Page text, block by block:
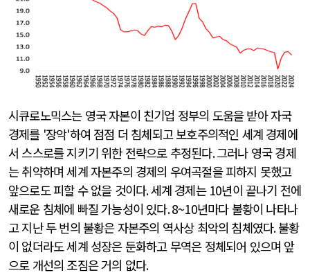
시큐로노믹스는 영국 자본이 친기업 정부의 도움을 받아 자국
경제를 '장악'하여 점점 더 침체되고 보호주의적인 세계 경제에
서 스스로를 지키기 위한 전략으로 추정된다.그러나 영국 경제
는 취약하며 세계 자본주의 경제의 우여곡절을 피하지 못했고
앞으로도 피할 수 없을 것이다.세계 경제는 10년이 끝나기 전에
새로운 침체에 빠질 가능성이 있다. 8~10년마다 불황이 나타나
고 지난 두 번의 불황은 자본주의 역사상 최악의 침체였다.불황
이 없더라도 세계 성장은 둔화하고 무역은 정체되어 있으며 앞
으로 개선의 조짐은 거의 없다.